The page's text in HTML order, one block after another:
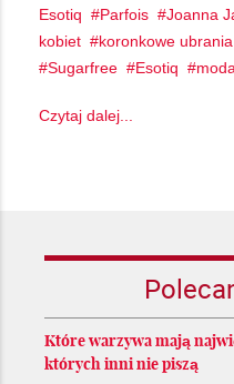
Esotiq
Parfois Joanna
kobiet
koronkowe ubrania
Sugarfree
Esotiq moda
Czytaj dalej...
Które warzywa mają
których inni nie piszą